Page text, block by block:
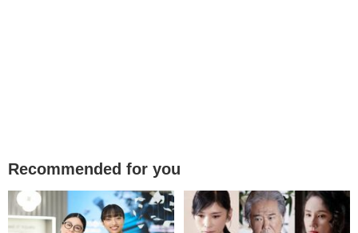
Recommended for you